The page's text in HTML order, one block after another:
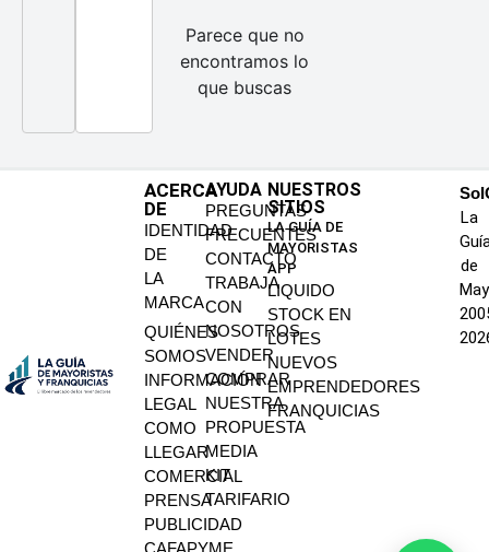
Parece que no
encontramos lo
que buscas
ACERCA
DE
IDENTIDAD
DE
LA
MARCA
QUIÉNES
SOMOS
INFORMACIÓN
LEGAL
COMO
LLEGAR
COMERCIAL
PRENSA
PUBLICIDAD
CAFAPYME
AYUDA
PREGUNTAS
FRECUENTES
CONTACTO
TRABAJA
CON
NOSOTROS
VENDER
COMPRAR
NUESTRA
PROPUESTA
MEDIA
KIT
TARIFARIO
NUESTROS
SITIOS
LA GUÍA DE
MAYORISTAS
APP
LIQUIDO
STOCK EN
LOTES
NUEVOS
EMPRENDEDORES
FRANQUICIAS
La
de